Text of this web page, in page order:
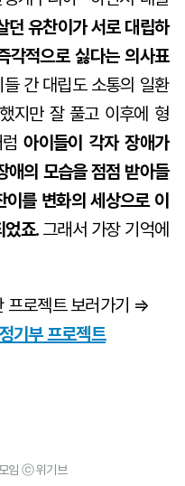
던 유찬이가 서로 대립하
각적으로 싫다는 의사표
들 간 대립도 소통의 일환
지만 잘 풀고 이후에 형
럼아이들이 각자 장애가
애의 모습을 점점 받아들
를 변화의 세상으로 이
었죠. 그래서 가장 기억에
프로젝트 보러가기 ⇒
기부 프로젝트
임 ⓒ 위기브